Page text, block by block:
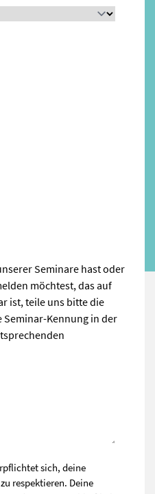
Seminare hast oder
möchtest, das auf
ist, teile uns bitte die
Seminar-Kennung in der
sich, deine
respektieren. Deine